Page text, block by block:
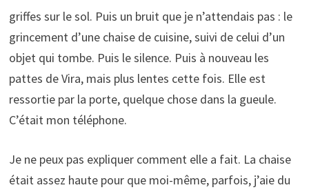
griffes sur le sol. Puis un bruit que je n’attendais pas : le
grincement d’une chaise de cuisine, suivi de celui d’un
objet qui tombe. Puis le silence. Puis à nouveau les
pattes de Vira, mais plus lentes cette fois. Elle est
ressortie par la porte, quelque chose dans la gueule.
C’était mon téléphone.
Je ne peux pas expliquer comment elle a fait. La chaise
était assez haute pour que moi-même, parfois, j’aie du